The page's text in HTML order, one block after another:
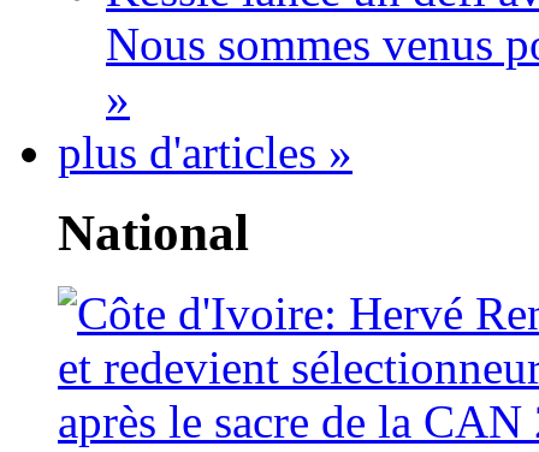
Nous sommes venus
»
plus d'articles »
National